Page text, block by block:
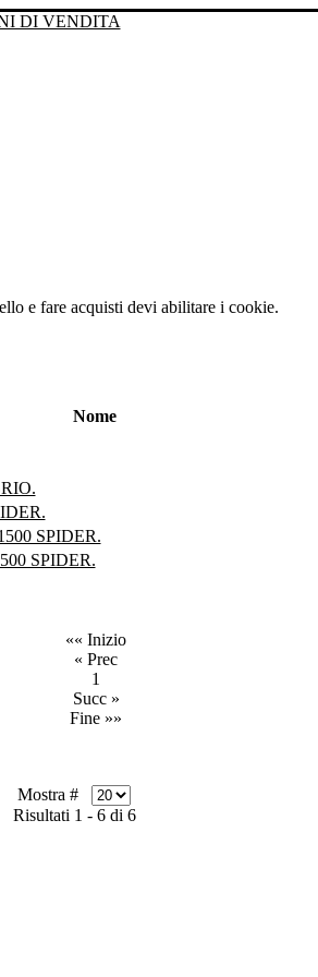
DI VENDITA
e fare acquisti devi abilitare i cookie.
Nome
SPIDER.
SPIDER.
«« Inizio
« Prec
1
Succ »
Fine »»
Mostra #
Risultati 1 - 6 di 6